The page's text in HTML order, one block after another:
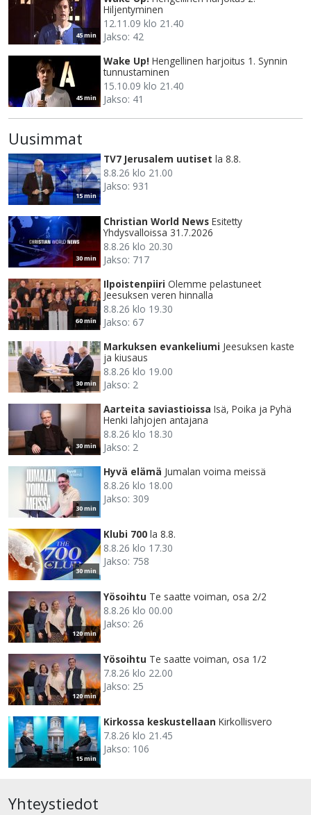
45 min
Hiljentyminen
12.11.09 klo 21.40
Jakso: 42
45 min
Wake Up! Hengellinen harjoitus 1. Synnin
tunnustaminen
15.10.09 klo 21.40
Jakso: 41
Uusimmat
15 min
TV7 Jerusalem uutiset la 8.8.
8.8.26 klo 21.00
Jakso: 931
30 min
Christian World News Esitetty
Yhdysvalloissa 31.7.2026
8.8.26 klo 20.30
Jakso: 717
60 min
Ilpoistenpiiri Olemme pelastuneet
Jeesuksen veren hinnalla
8.8.26 klo 19.30
Jakso: 67
30 min
Markuksen evankeliumi Jeesuksen kaste
ja kiusaus
8.8.26 klo 19.00
Jakso: 2
30 min
Aarteita saviastioissa Isä, Poika ja Pyhä
Henki lahjojen antajana
8.8.26 klo 18.30
Jakso: 2
30 min
Hyvä elämä Jumalan voima meissä
8.8.26 klo 18.00
Jakso: 309
30 min
Klubi 700 la 8.8.
8.8.26 klo 17.30
Jakso: 758
120 min
Yösoihtu Te saatte voiman, osa 2/2
8.8.26 klo 00.00
Jakso: 26
120 min
Yösoihtu Te saatte voiman, osa 1/2
7.8.26 klo 22.00
Jakso: 25
15 min
Kirkossa keskustellaan Kirkollisvero
7.8.26 klo 21.45
Jakso: 106
Yhteystiedot